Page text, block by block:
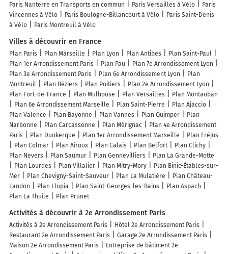
Paris Nanterre en Transports en commun
Paris Versailles à Vélo
Paris
Vincennes à Vélo
Paris Boulogne-Billancourt à Vélo
Paris Saint-Denis
à Vélo
Paris Montreuil à Vélo
Villes à découvrir en France
Plan Paris Plan Marseille Plan Lyon Plan Antibes
Plan Saint-Paul
Plan 1er Arrondissement Paris
Plan Pau
Plan 7e Arrondissement Lyon
Plan 3e Arrondissement Paris
Plan 6e Arrondissement Lyon
Plan
Montreuil
Plan Béziers Plan Poitiers
Plan 2e Arrondissement Lyon
Plan Fort-de-France
Plan Mulhouse Plan Versailles
Plan Montauban
Plan 6e Arrondissement Marseille
Plan Saint-Pierre
Plan Ajaccio
Plan Valence
Plan Bayonne Plan Vannes Plan Quimper
Plan
Narbonne
Plan Carcassonne Plan Mérignac
Plan 4e Arrondissement
Paris
Plan Dunkerque Plan 1er Arrondissement Marseille
Plan Fréjus
Plan Colmar
Plan Airoux Plan Calais Plan Belfort
Plan Clichy
Plan Nevers
Plan Saumur Plan Gennevilliers
Plan La Grande-Motte
Plan Lourdes
Plan Villalier Plan Mitry-Mory
Plan Binic-Étables-sur-
Mer
Plan Chevigny-Saint-Sauveur Plan La Mulatière
Plan Château-
Landon
Plan Llupia Plan Saint-Georges-les-Bains
Plan Aspach
Plan La Thuile
Plan Prunet
Activités à découvrir à 2e Arrondissement Paris
Activités à 2e Arrondissement Paris
Hôtel 2e Arrondissement Paris
Restaurant 2e Arrondissement Paris
Garage 2e Arrondissement Paris
Maison 2e Arrondissement Paris
Entreprise de bâtiment 2e